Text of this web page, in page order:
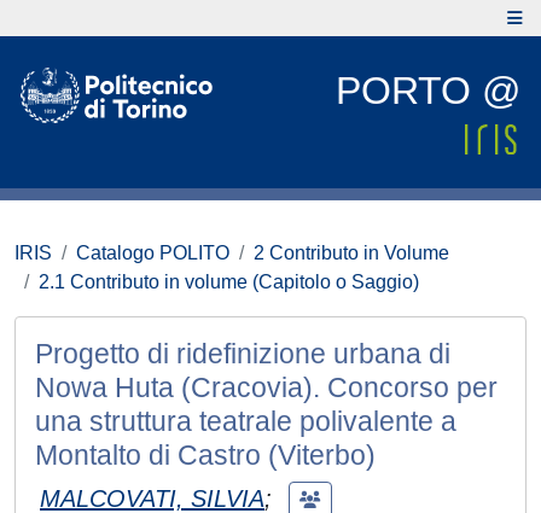
PORTO @
IRIS Catalogo POLITO
2 Contributo in Volume
2.1 Contributo in volume (Capitolo o Saggio)
Progetto di ridefinizione urbana di
Nowa Huta (Cracovia). Concorso per
una struttura teatrale polivalente a
Montalto di Castro (Viterbo)
MALCOVATI, SILVIA;